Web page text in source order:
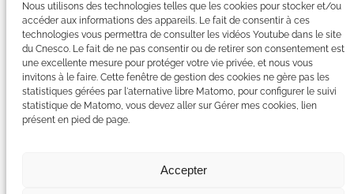
Nous utilisons des technologies telles que les cookies pour stocker et/ou
accéder aux informations des appareils. Le fait de consentir à ces
technologies vous permettra de consulter les vidéos Youtube dans le site
du Cnesco. Le fait de ne pas consentir ou de retirer son consentement est
une excellente mesure pour protéger votre vie privée, et nous vous
invitons à le faire. Cette fenêtre de gestion des cookies ne gère pas les
statistiques gérées par l'aternative libre Matomo, pour configurer le suivi
statistique de Matomo, vous devez aller sur Gérer mes cookies, lien
présent en pied de page.
Accepter
LinkedIn
YouTube
Facebook
Bluesky
Plan du site
Mentions légales